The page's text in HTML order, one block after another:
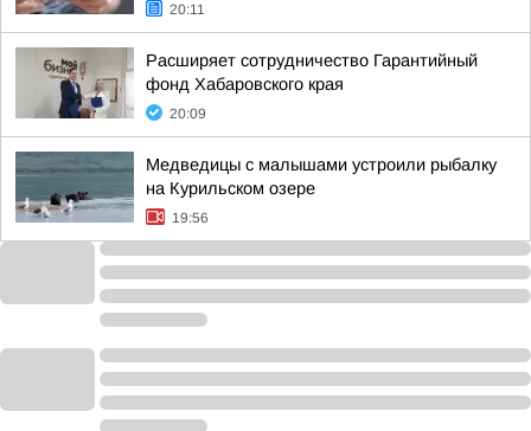
20:11
Расширяет сотрудничество Гарантийный
фонд Хабаровского края
20:09
Медведицы с малышами устроили рыбалку
на Курильском озере
19:56